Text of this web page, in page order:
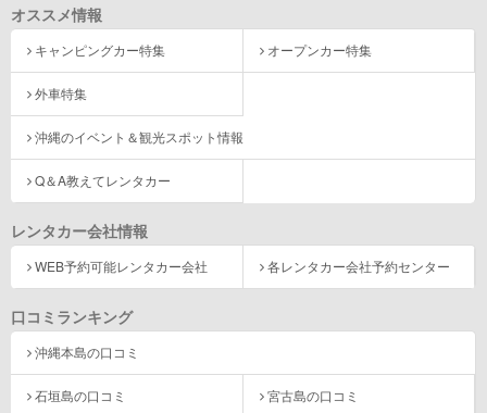
オススメ情報
キャンピングカー特集 オープンカー特集
外車特集
沖縄のイベント＆観光スポット情報
Q＆A教えてレンタカー
レンタカー会社情報
WEB予約可能レンタカー会社 各レンタカー会社予約センター
口コミランキング
沖縄本島の口コミ
石垣島の口コミ 宮古島の口コミ